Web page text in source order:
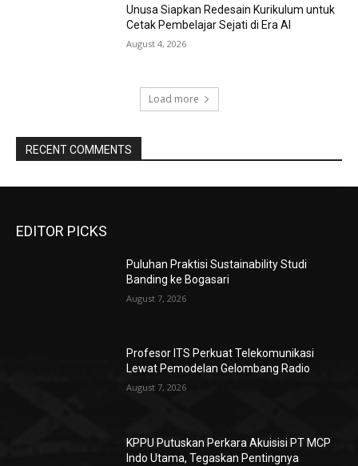
Unusa Siapkan Redesain Kurikulum untuk
Cetak Pembelajar Sejati di Era AI
August 4, 2026
Load more
RECENT COMMENTS
EDITOR PICKS
Puluhan Praktisi Sustainability Studi
Banding ke Bogasari
August 7, 2026
Profesor ITS Perkuat Telekomunikasi
Lewat Pemodelan Gelombang Radio
August 7, 2026
KPPU Putuskan Perkara Akuisisi PT MCP
Indo Utama, Tegaskan Pentingnya